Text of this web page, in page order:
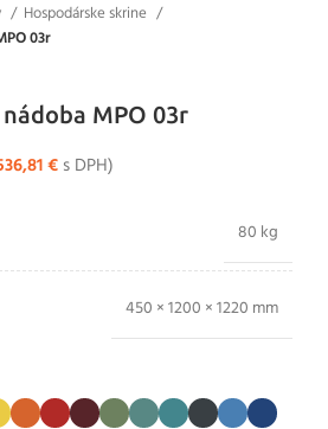
Hospodárske skrine
03r
MPO 03r
€ s DPH)
80 kg
450 × 1200 × 1220 mm